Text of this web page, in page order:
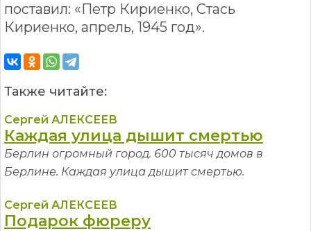
поставил: «Петр Кириенко, Стась
Кириенко, апрель, 1945 год».
Также читайте:
Сергей АЛЕКСЕЕВ
Каждая улица дышит смертью
Берлин огромный город. 600 тысяч домов в
Берлине. Каждая улица дышит смертью.
Сергей АЛЕКСЕЕВ
Подарок фюреру